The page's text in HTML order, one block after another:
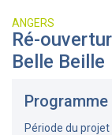
ANGERS
Ré-
Belle Beille
Programme
Période du projet